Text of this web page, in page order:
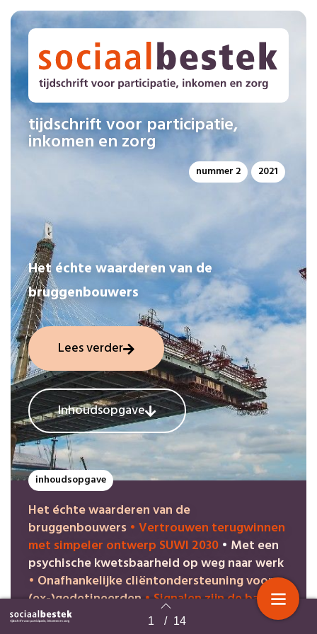
Terug naar overzicht 1 / 14
tijdschrift voor participatie,
inkomen en zorg
nummer 2 2021
Het échte waarderen van de
bruggenbouwers
Lees verder
Inhoudsopgave
inhoudsopgave
Het échte waarderen van de
bruggenbouwers • Vertrouwen terugwinnen
met simpeler ontwerp SUWI 2030 • Met een
psychische kwetsbaarheid op weg naar werk
• Onafhankelijke cliëntondersteuning voor
(ex-)gedetineerden • Signalen zijn de basis
van de meldcode huiselijk geweld en